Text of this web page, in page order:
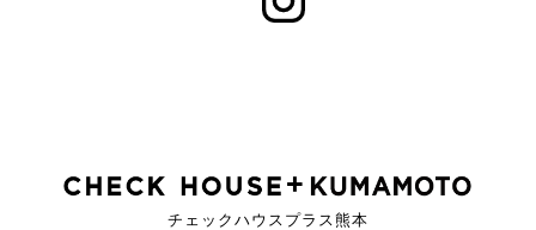
チェックハウスプラス熊本